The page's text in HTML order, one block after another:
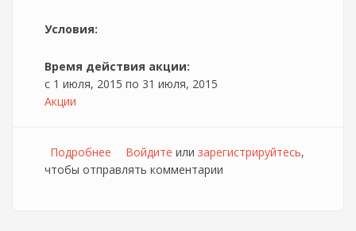
Условия:
Время действия акции:
с 1 июля, 2015 по 31 июля, 2015
Акции
Подробнее о Акция "Большая волна" Для абонентов
Зелёная точка (Елец)
Войдите или зарегистрируйтесь,
чтобы отправлять комментарии